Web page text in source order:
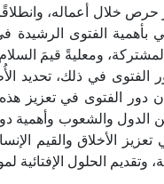
حرص خلال أعماله،
بأهمية الفتوى الرشيدة
ومعليةً قيمَ
الفتوى في ذلك، تحديد
دور الفتوى في تعزيز
الدول والشعوب وأهمية
الأخلاق والقيم
الحلول الإفتائية